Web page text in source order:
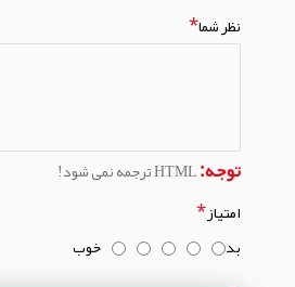
نظر شما
توجه:
امتیاز
بد
خوب